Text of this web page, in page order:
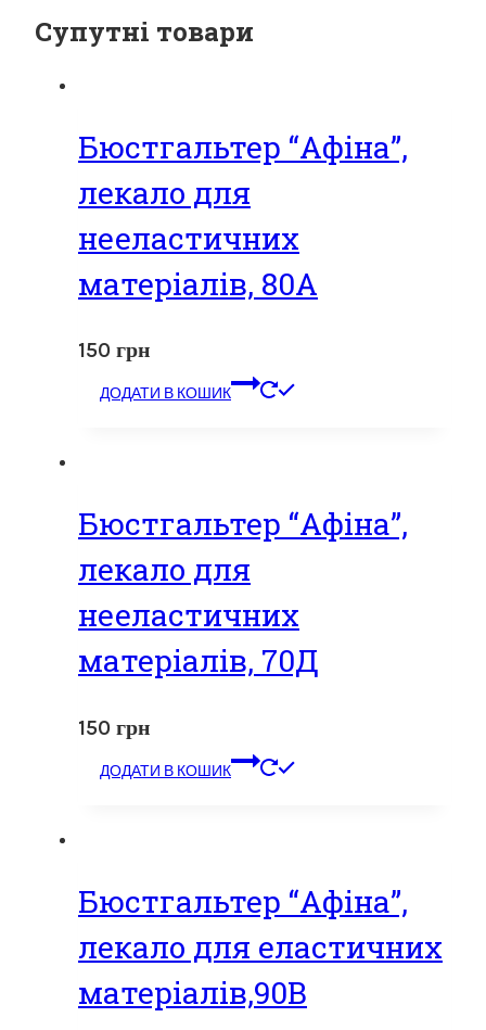
Супутні товари
Бюстгальтер “Афіна”,
лекало для
нееластичних
матеріалів, 80А
150 грн
ДОДАТИ В КОШИК
Бюстгальтер “Афіна”,
лекало для
нееластичних
матеріалів, 70Д
150 грн
ДОДАТИ В КОШИК
Бюстгальтер “Афіна”,
лекало для еластичних
матеріалів,90В